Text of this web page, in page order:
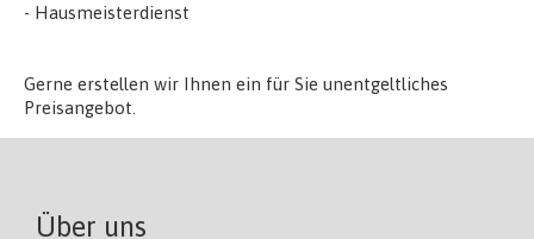
- Hausmeisterdienst
Gerne erstellen wir Ihnen ein für Sie unentgeltliches
Preisangebot.
Über uns